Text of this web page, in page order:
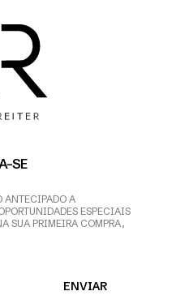
SE
ANTECIPADO A
ESPECIAIS
SUA PRIMEIRA COMPRA,